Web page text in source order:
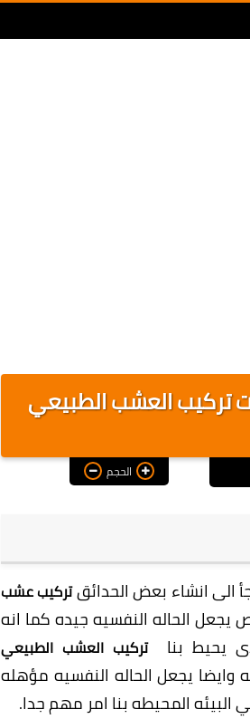
تركيب العشب الطبيعي
الحجم
الى انشاء بعض الحدائقتركيب عشب
يجعل الحاله النفسيه جيده كما انه
يحيط بنا
تركيب العشب الطبيعي
وايضا يجعل الحاله النفسيه مؤهله
البيئه المحيطه بنا امر مهم جدا.